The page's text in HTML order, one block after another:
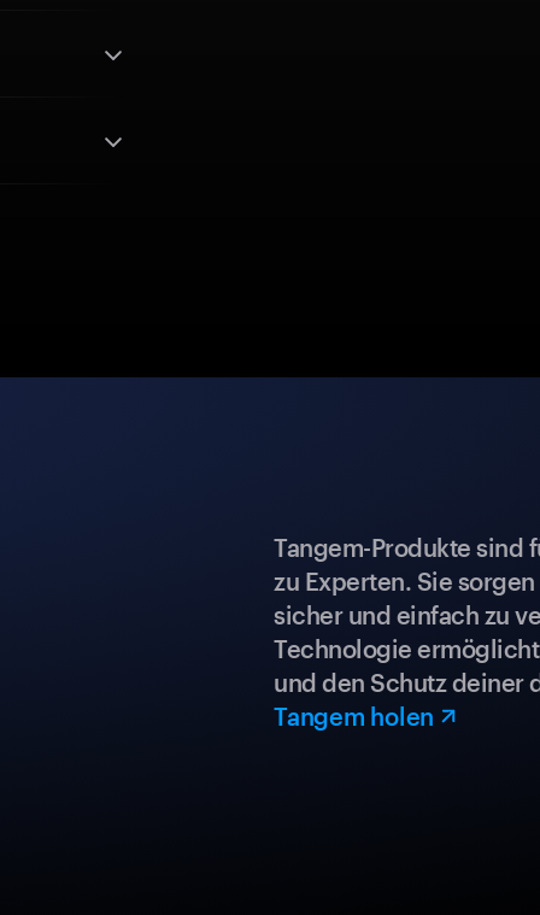
Tangem-Produkte sind
zu Experten. Sie
sicher und einfach zu
Technologie
und den Schutz deiner
Tangem holen